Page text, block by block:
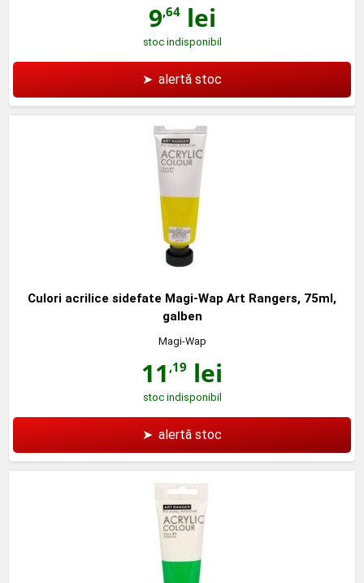
9,64lei
stoc indisponibil
➤ alertă stoc
Culori acrilice sidefate Magi-Wap Art Rangers, 75ml,
galben
Magi-Wap
11 ,19 lei
stoc indisponibil
➤ alertă stoc